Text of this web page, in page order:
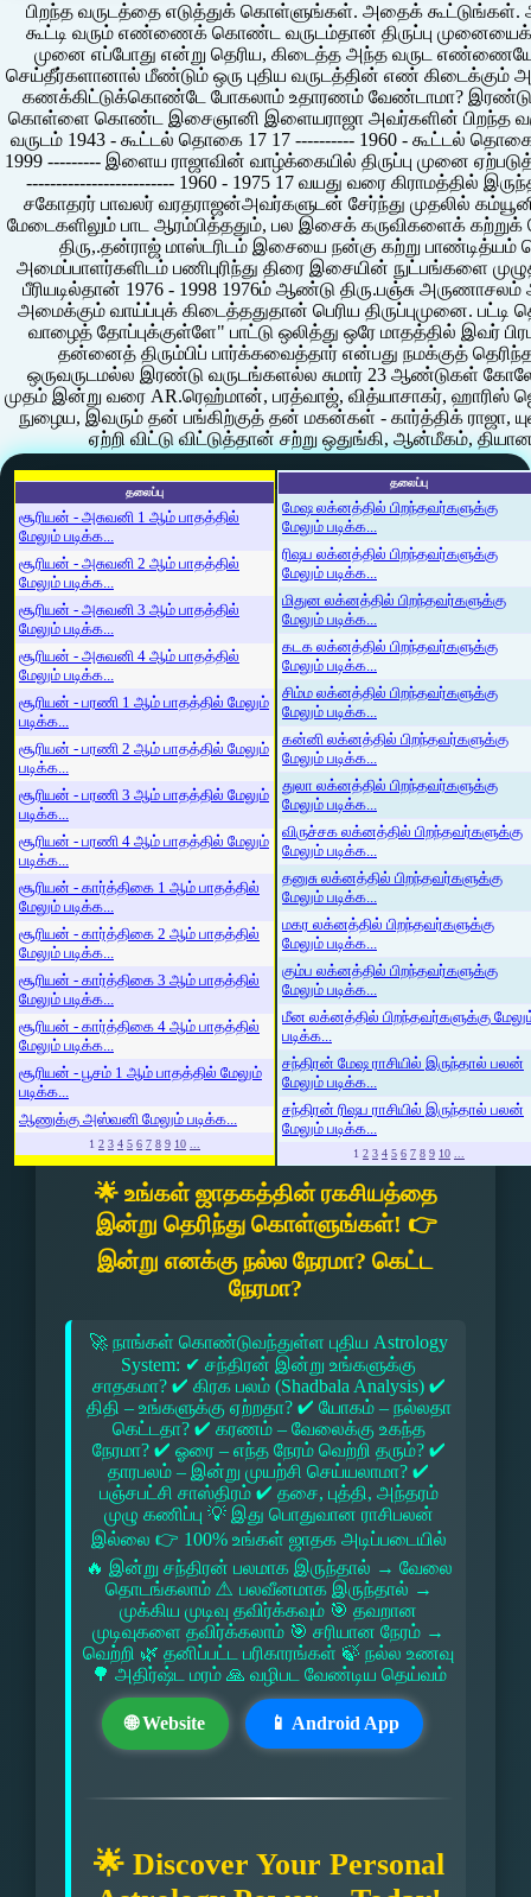
பிறந்த வருடத்தை எடுத்துக் கொள்ளுங்கள். அதைக்
கூட்டி வரும் எண்ணைக் கொண்ட வருடம்தான் திருப்பு முனையைக்
முனை எப்போது என்று தெரிய, கிடைத்த அந்த வருட எண்ணையே
செய்தீர்களானால் மீண்டும் ஒரு புதிய வருடத்தின் எண் கிடைக்கும்
கணக்கிட்டுக்கொண்டே போகலாம் உதாரணம் வேண்டாமா?
கொள்ளை கொண்ட இசைஞானி இளையராஜா அவர்களின் பிறந்த
வருடம் 1943 - கூட்டல் தொகை 17 17 ---------- 1960 - கூட்டல்
1999 --------- இளைய ராஜாவின் வாழ்க்கையில் திருப்பு முனை
------------------------- 1960 - 1975 17 வயது வரை கிராமத்தில்
சகோதரர் பாவலர் வரதராஜன்அவர்களுடன் சேர்ந்து முதலில்
மேடைகளிலும் பாட ஆரம்பித்ததும், பல இசைக் கருவிகளைக்
திரு,.தன்ராஜ் மாஸ்டரிடம் இசையை நன்கு கற்று
அமைப்பாளர்களிடம் பணிபுரிந்து திரை இசையின் நுட்பங்களை
பீரியடில்தான் 1976 - 1998 1976ம் ஆண்டு திரு.பஞ்சு
அமைக்கும் வாய்ப்புக் கிடைத்ததுதான் பெரிய திருப்புமுனை.
வாழைத் தோப்புக்குள்ளே" பாட்டு ஒலித்து ஒரே மாதத்தில் இவர்
தன்னைத் திரும்பிப் பார்க்கவைத்தார் என்பது நமக்குத்
ஒருவருடமல்ல இரண்டு வருடங்களல்ல சுமார் 23 ஆண்டுகள்
முதம் இன்று வரை AR.ரெஹ்மான், பரத்வாஜ், வித்யாசாகர், ஹாரிஸ்
நுழைய, இவரும் தன் பங்கிற்குத் தன் மகன்கள் - கார்த்திக் ராஜா,
ஏற்றி விட்டு விட்டுத்தான் சற்று ஒதுங்கி, ஆன்மீகம்,
தலைப்பு
சூரியன் - அசுவனி 1 ஆம் பாதத்தில்
மேலும் படிக்க...
சூரியன் - அசுவனி 2 ஆம் பாதத்தில்
மேலும் படிக்க...
சூரியன் - அசுவனி 3 ஆம் பாதத்தில்
மேலும் படிக்க...
சூரியன் - அசுவனி 4 ஆம் பாதத்தில்
மேலும் படிக்க...
சூரியன் - பரணி 1 ஆம் பாதத்தில் மேலும்
படிக்க...
சூரியன் - பரணி 2 ஆம் பாதத்தில் மேலும்
படிக்க...
சூரியன் - பரணி 3 ஆம் பாதத்தில் மேலும்
படிக்க...
சூரியன் - பரணி 4 ஆம் பாதத்தில் மேலும்
படிக்க...
சூரியன் - கார்த்திகை 1 ஆம் பாதத்தில்
மேலும் படிக்க...
சூரியன் - கார்த்திகை 2 ஆம் பாதத்தில்
மேலும் படிக்க...
சூரியன் - கார்த்திகை 3 ஆம் பாதத்தில்
மேலும் படிக்க...
சூரியன் - கார்த்திகை 4 ஆம் பாதத்தில்
மேலும் படிக்க...
சூரியன் - பூசம் 1 ஆம் பாதத்தில் மேலும்
படிக்க...
ஆணுக்கு அஸ்வனி மேலும் படிக்க...
1 2 3 4 5 6 7 8 9 10 ...
தலைப்பு
மேஷ லக்னத்தில் பிறந்தவர்களுக்கு
மேலும் படிக்க...
ரிஷப லக்னத்தில் பிறந்தவர்களுக்கு
மேலும் படிக்க...
மிதுன லக்னத்தில் பிறந்தவர்களுக்கு
மேலும் படிக்க...
கடக லக்னத்தில் பிறந்தவர்களுக்கு
மேலும் படிக்க...
சிம்ம லக்னத்தில் பிறந்தவர்களுக்கு
மேலும் படிக்க...
கன்னி லக்னத்தில் பிறந்தவர்களுக்கு
மேலும் படிக்க...
துலா லக்னத்தில் பிறந்தவர்களுக்கு
மேலும் படிக்க...
விருச்சக லக்னத்தில் பிறந்தவர்களுக்கு
மேலும் படிக்க...
தனுசு லக்னத்தில் பிறந்தவர்களுக்கு
மேலும் படிக்க...
மகர லக்னத்தில் பிறந்தவர்களுக்கு
மேலும் படிக்க...
கும்ப லக்னத்தில் பிறந்தவர்களுக்கு
மேலும் படிக்க...
மீன லக்னத்தில் பிறந்தவர்களுக்கு
படிக்க...
சந்திரன் மேஷ ராசியில் இருந்தால் பலன்
மேலும் படிக்க...
சந்திரன் ரிஷப ராசியில் இருந்தால் பலன்
மேலும் படிக்க...
1 2 3 4 5 6 7 8 9 10 ...
🌟 உங்கள் ஜாதகத்தின் ரகசியத்தை
இன்று தெரிந்து கொள்ளுங்கள்! 👉
இன்று எனக்கு நல்ல நேரமா? கெட்ட
நேரமா?
🚀 நாங்கள் கொண்டுவந்துள்ள புதிய Astrology
System: ✔ சந்திரன் இன்று உங்களுக்கு
சாதகமா? ✔ கிரக பலம் (Shadbala Analysis) ✔
திதி – உங்களுக்கு ஏற்றதா? ✔ யோகம் – நல்லதா
கெட்டதா? ✔ கரணம் – வேலைக்கு உகந்த
நேரமா? ✔ ஓரை – எந்த நேரம் வெற்றி தரும்? ✔
தாரபலம் – இன்று முயற்சி செய்யலாமா? ✔
பஞ்சபட்சி சாஸ்திரம் ✔ தசை, புத்தி, அந்தரம்
முழு கணிப்பு 💡 இது பொதுவான ராசிபலன்
இல்லை 👉 100% உங்கள் ஜாதக அடிப்படையில்
🔥 இன்று சந்திரன் பலமாக இருந்தால் → வேலை
தொடங்கலாம் ⚠ பலவீனமாக இருந்தால் →
முக்கிய முடிவு தவிர்க்கவும் 🎯 தவறான
முடிவுகளை தவிர்க்கலாம் 🎯 சரியான நேரம் →
வெற்றி 🌿 தனிப்பட்ட பரிகாரங்கள் 🍃 நல்ல உணவு
🌳 அதிர்ஷ்ட மரம் 🙏 வழிபட வேண்டிய தெய்வம்
🌐 Website 📱 Android App
🌟 Discover Your Personal